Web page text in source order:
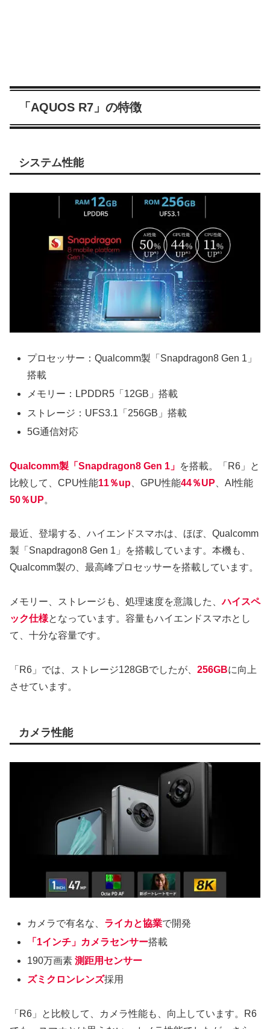
「AQUOS R7」の特徴
システム性能
プロセッサー：Qualcomm製「Snapdragon8 Gen 1」
搭載
メモリー：LPDDR5「12GB」搭載
ストレージ：UFS3.1「256GB」搭載
5G通信対応
Qualcomm製「Snapdragon8 Gen 1」 を搭載。「R6」と
比較して、CPU性能11％up 、GPU性能44％UP 、AI性能
50％UP。
最近、登場する、ハイエンドスマホは、ほぼ、Qualcomm
製「Snapdragon8 Gen 1」を搭載しています。本機も、
Qualcomm製の、最高峰プロセッサーを搭載しています。
メモリー、ストレージも、処理速度を意識した、ハイスペ
ック仕様となっています。容量もハイエンドスマホとし
て、十分な容量です。
「R6」では、ストレージ128GBでしたが、 256GBに向上
させています。
カメラ性能
カメラで有名な、 ライカと協業で開発
「1インチ」カメラセンサー搭載
190万画素測距用センサー
ズミクロンレンズ採用
「R6」と比較して、カメラ性能も、向上しています。R6